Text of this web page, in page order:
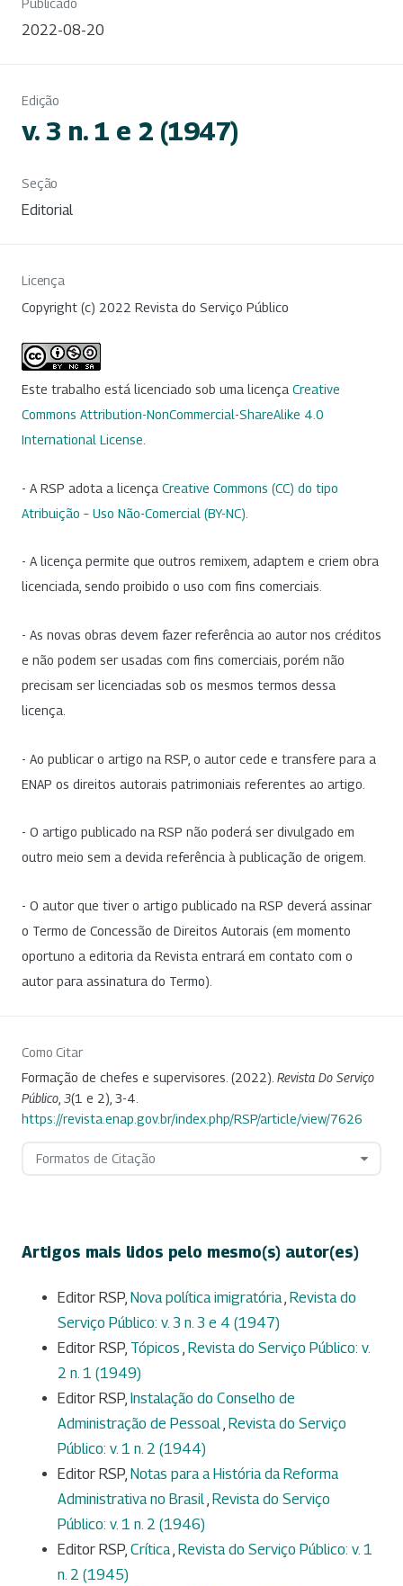
2022-08-20
Edição
v. 3 n. 1 e 2 (1947)
Seção
Editorial
Licença
Copyright (c) 2022 Revista do Serviço Público
Este trabalho está licenciado sob uma licença Creative
Commons Attribution-NonCommercial-ShareAlike 4.0
International License
- A RSP adota a licença Creative Commons (CC) do tipo
Atribuição – Uso Não-Comercial (BY-NC)
- A licença permite que outros remixem, adaptem e criem obra
licenciada, sendo proibido o uso com fins comerciais.
- As novas obras devem fazer referência ao autor nos créditos
e não podem ser usadas com fins comerciais, porém não
precisam ser licenciadas sob os mesmos termos dessa
licença.
- Ao publicar o artigo na RSP, o autor cede e transfere para a
ENAP os direitos autorais patrimoniais referentes ao artigo.
- O artigo publicado na RSP não poderá ser divulgado em
outro meio sem a devida referência à publicação de origem.
- O autor que tiver o artigo publicado na RSP deverá assinar
o Termo de Concessão de Direitos Autorais (em momento
oportuno a editoria da Revista entrará em contato com o
autor para assinatura do Termo).
Como Citar
Formação de chefes e supervisores. (2022). Revista Do Serviço
Público 3(1 e 2), 3-4.
https://revista.enap.gov.br/index.php/RSP/article/view/7626
Formatos de Citação
Artigos mais lidos pelo mesmo(s) autor(es)
Editor RSP, Nova política imigratória, Revista do
Serviço Público: v. 3 n. 3 e 4 (1947)
Editor RSP, Tópicos , Revista do Serviço Público: v.
2 n. 1 (1949)
Editor RSP, Instalação do Conselho de
Administração de Pessoal, Revista do Serviço
Público: v. 1 n. 2 (1944)
Editor RSP, Notas para a História da Reforma
Administrativa no Brasil, Revista do Serviço
Público: v. 1 n. 2 (1946)
Editor RSP, Crítica, Revista do Serviço Público: v. 1
n. 2 (1945)